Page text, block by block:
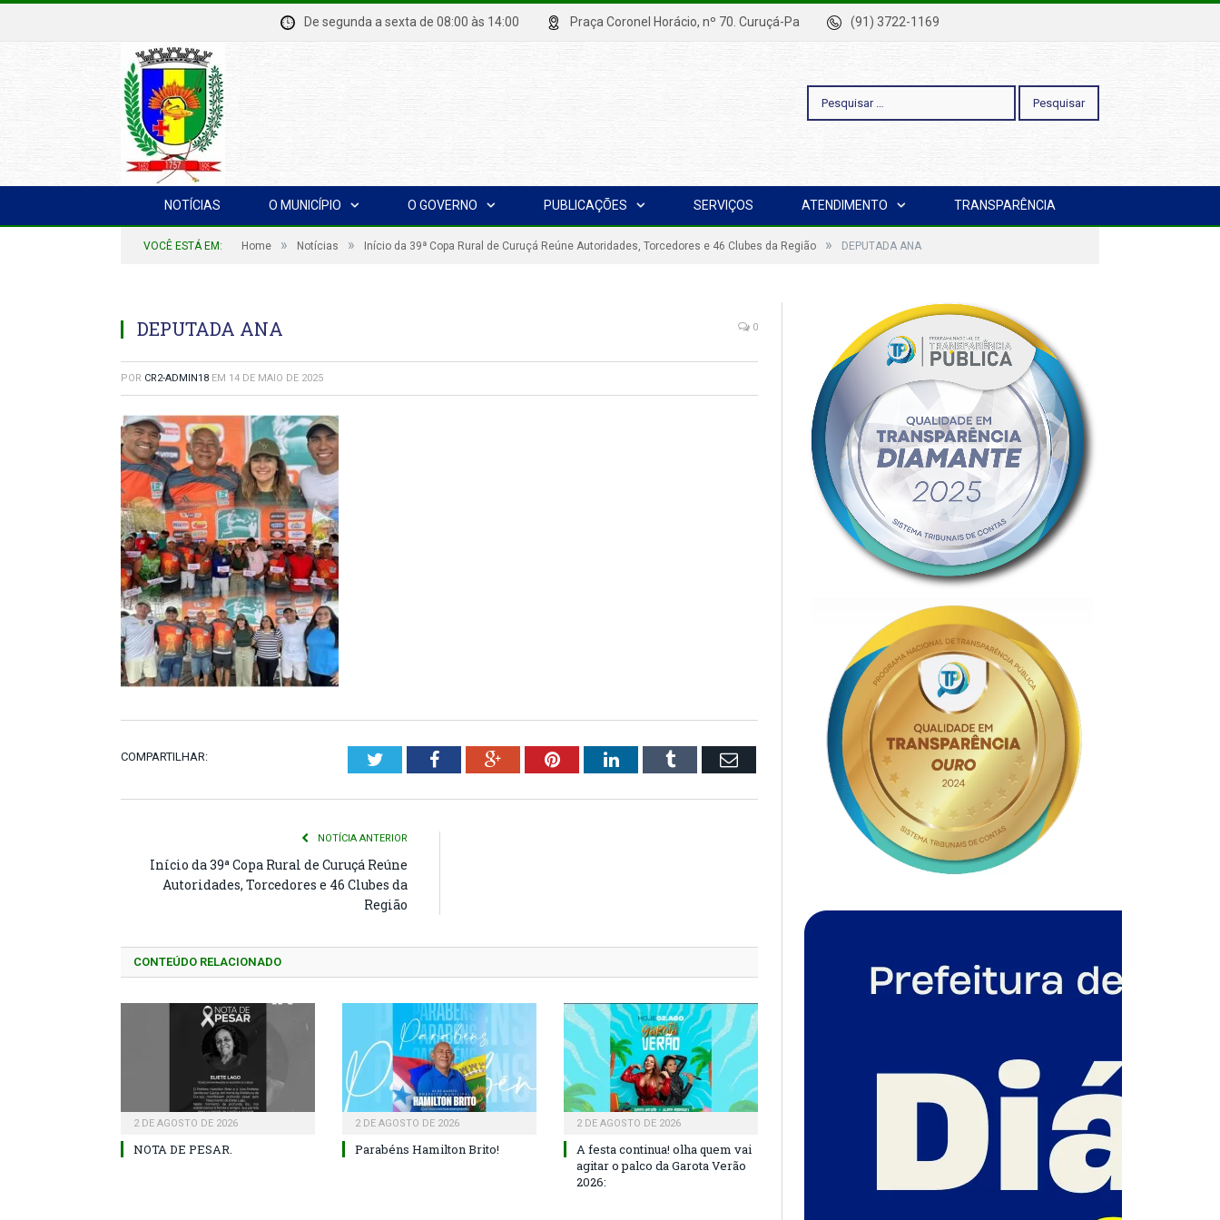
De segunda a sexta de 08:00 às 14:00 Praça Coronel Horácio, nº 70. Curuçá-Pa (91) 3722-1169
Pesquisar
por:
NOTÍCIAS O MUNICÍPIO O GOVERNO PUBLICAÇÕES SERVIÇOS ATENDIMENTO TRANSPARÊNCIA
VOCÊ ESTÁ EM: Home » Notícias » Início da 39ª Copa Rural de Curuçá Reúne Autoridades, Torcedores e 46 Clubes da Região » DEPUTADA ANA
DEPUTADA ANA 0
POR CR2-ADMIN18 EM 14 DE MAIO DE 2025
COMPARTILHAR: TwitterFacebookGoogle+PinterestLinkedInTumblr Email
NOTÍCIA ANTERIOR
Início da 39ª Copa Rural de Curuçá Reúne
Autoridades, Torcedores e 46 Clubes da
Região
CONTEÚDO RELACIONADO
2 DE AGOSTO DE 2026
NOTA DE PESAR.
2 DE AGOSTO DE 2026
Parabéns Hamilton Brito!
2 DE AGOSTO DE 2026
A festa continua! olha quem vai
agitar o palco da Garota Verão
2026: